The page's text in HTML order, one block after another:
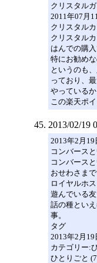
クリスタル
2011年07月
クリスタル
クリスタル
はんでの購入
特にお勧めな
というのも
っており、
やっているか
この楽天ポ
2013/02/19
2013年2月19
コンバース
コンバース
おせわさま
ロイヤルホ
遊んでいる
話の種とい
事。
タグ
2013年2月
カテゴリー:
ひとりごと